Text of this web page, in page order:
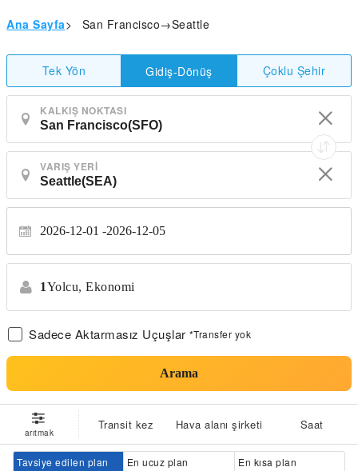
Ana Sayfa> San Francisco→Seattle
Tek Yön Gidiş-Dönüş Çoklu Şehir
KALKIŞ NOKTASI
VARIŞ YERI
2026-12-01 2026-12-05
1Yolcu, Ekonomi
Sadece Aktarmasız Uçuşlar *Transfer yok
Arama
arıtmak
Transit kez Hava alanı şirketi Saat
Tavsiye edilen plan En ucuz plan En kısa plan